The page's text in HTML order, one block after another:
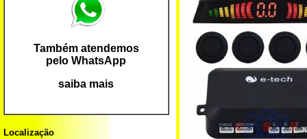
Também atendemos
pelo WhatsApp
saiba mais
Localização